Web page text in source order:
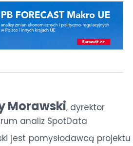
Morawski, dyrektor
analiz SpotData
jest pomysłodawcą projektu